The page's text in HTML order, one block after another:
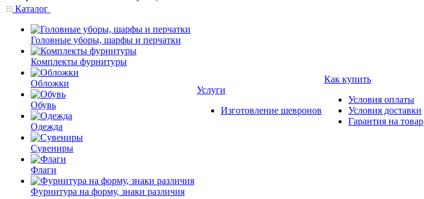
Каталог
Головные уборы, шарфы и перчатки
Комплекты фурнитуры
Обложки
Обувь
Одежда
Сувениры
Флаги
Фурнитура на форму, знаки различия
Услуги
Изготовление шевронов
Как купить
Условия оплаты
Условия доставки
Гарантия на товар